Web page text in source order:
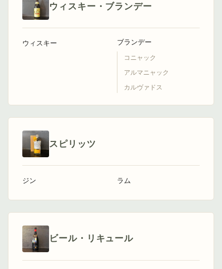
ウィスキー・ブランデー
ウィスキー ブランデー
コニャック
アルマニャック
カルヴァドス
スピリッツ
ジン ラム
ビール・リキュール